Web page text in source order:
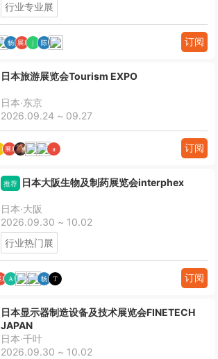
行业专业展
订阅
日本旅游展览会Tourism EXPO
日本·东京
2026.09.24 ~ 09.27
订阅
推荐 日本大阪生物及制药展览会interphex
日本·大阪
2026.09.30 ~ 10.02
行业热门展
订阅
日本显示器制造设备及技术展览会FINETECH
JAPAN
日本·千叶
2026.09.30 ~ 10.02